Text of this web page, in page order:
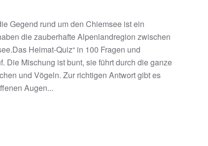
Gegend rund um den Chiemsee ist ein
die zauberhafte Alpenlandregion zwischen
Heimat-Quiz“ in 100 Fragen und
Die Mischung ist bunt, sie führt durch die ganze
und Vögeln. Zur richtigen Antwort gibt es
Augen...